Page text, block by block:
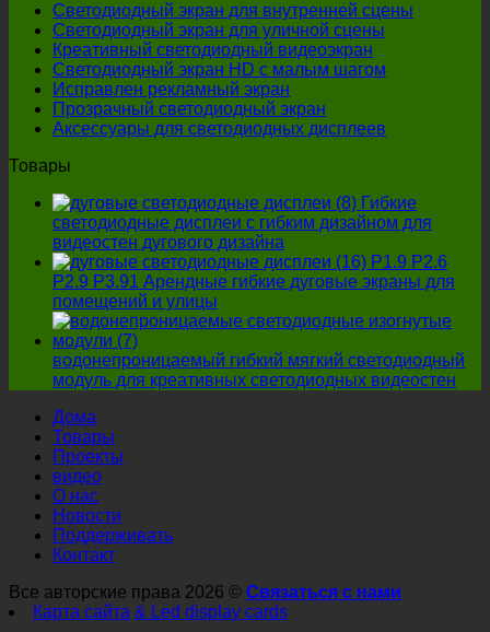
уличного
светодиодного
экрана,
четыре
детали
нельзя
игнорировать!
Светодиодный экран для внутренней сцены
Светодиодный экран для уличной сцены
Креативный светодиодный видеоэкран
Светодиодный экран HD с малым шагом
Исправлен рекламный экран
Прозрачный светодиодный экран
Аксессуары для светодиодных дисплеев
Товары
Гибкие
светодиодные дисплеи с гибким дизайном для
видеостен дугового дизайна
P1.9 P2.6
P2.9 P3.91 Арендные гибкие дуговые экраны для
помещений и улицы
водонепроницаемый гибкий мягкий светодиодный
модуль для креативных светодиодных видеостен
Дома
Товары
Проекты
видео
О нас
Новости
Поддерживать
Контакт
Все авторские права 2026 © Связаться с нами
Карта сайта & Led display cards